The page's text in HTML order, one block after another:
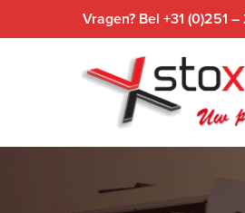
to
Vragen? Bel +31 (0)251